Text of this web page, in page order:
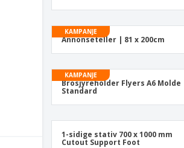
KAMPANJE
Annonseteller | 81 x 200cm
KAMPANJE
Brosjyreholder Flyers A6 Molde
Standard
1-sidige stativ 700 x 1000 mm
Cutout Support Foot